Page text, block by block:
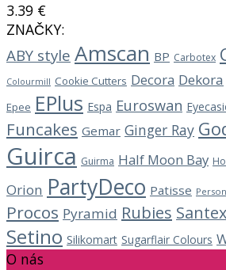
3.39 €
ZNAČKY:
ABY style Amscan BP Carbotex
Colourmill Cookie Cutters Decora Dekora
Epee EPlus Espa Euroswan
Funcakes Gemar Ginger Ray
Guirca Guirma Half Moon Bay
Orion PartyDeco Patisse
Procos Pyramid Rubies Santex
Setino Silikomart Sugarflair Colours
O nás